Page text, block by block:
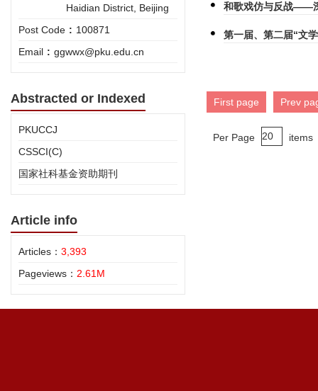
Haidian District, Beijing
Post Code : 100871
Email : ggwwx@pku.edu.cn
Abstracted or Indexed
PKUCCJ
CSSCI(C)
国家社科基金资助期刊
Article info
Articles： 3,393
Pageviews： 2.61M
和歌戏仿与反战——
第一届、第二届“文
First page Prev
Per Page items